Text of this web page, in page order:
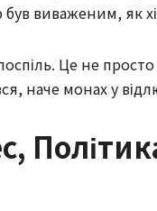
виваженим, як
Це не
наче монах у